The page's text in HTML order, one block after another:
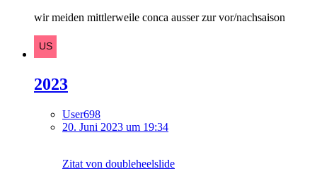
wir meiden mittlerweile conca ausser zur vor/nachsaison
2023
User698
20. Juni 2023 um 19:34
Zitat von doubleheelslide